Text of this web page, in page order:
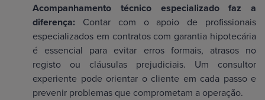
Acompanhamento técnico especializado faz a
diferença: Contar com o apoio de profissionais
especializados em contratos com garantia hipotecária
é essencial para evitar erros formais, atrasos no
registo ou cláusulas prejudiciais. Um consultor
experiente pode orientar o cliente em cada passo e
prevenir problemas que comprometam a operação.